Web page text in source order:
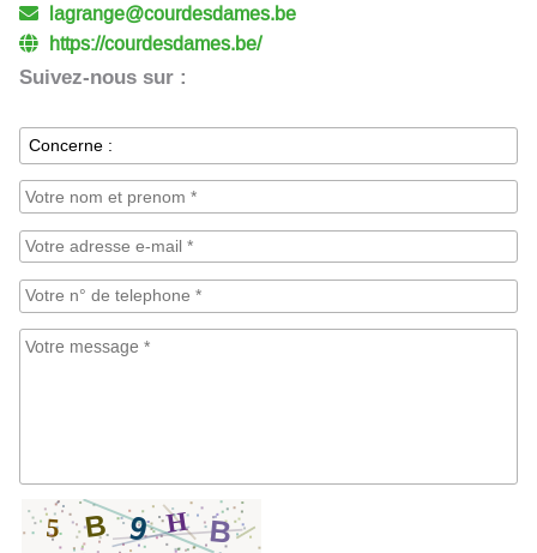
lagrange@courdesdames.be
https://courdesdames.be/
Suivez-nous sur :